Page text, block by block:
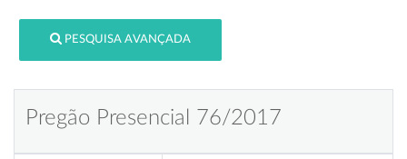
PESQUISA AVANÇADA
Pregão Presencial 76/2017